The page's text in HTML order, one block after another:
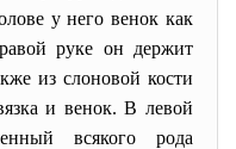
у него венок как
руке он держит
из слоновой кости
и венок. В левой
всякого рода